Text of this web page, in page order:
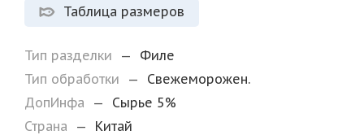
Таблица размеров
Тип разделки —
Филе
Тип обработки
—
Свежеморожен.
ДопИнфа
—
Сырье 5%
Страна
—
Китай